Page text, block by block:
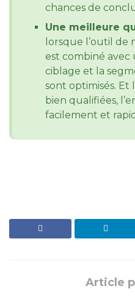
chances de
Une meilleure
lorsque l’outil
est combiné avec
ciblage et la
sont optimisés. Et
bien qualifiées,
facilement et
Article